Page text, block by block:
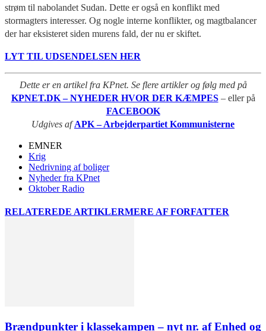
strøm til nabolandet Sudan. Dette er også en konflikt med
stormagters interesser. Og nogle interne konflikter, og magtbalancer
der har eksisteret siden murens fald, der nu er skiftet.
LYT TIL UDSENDELSEN HER
Dette er en artikel fra KPnet. Se flere artikler og følg med på
KPNET.DK – NYHEDER HVOR DER KÆMPES – eller på
FACEBOOK
Udgives afAPK – Arbejderpartiet Kommunisterne
EMNER
Krig
Nedrivning af boliger
Nyheder fra KPnet
Oktober Radio
RELATEREDE ARTIKLERMERE AF FORFATTER
Brændpunkter i klassekampen – nyt nr. af Enhed og